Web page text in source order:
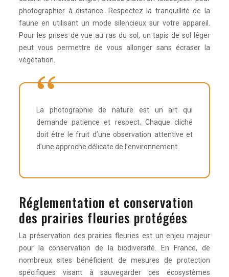
photographier à distance. Respectez la tranquillité de la
faune en utilisant un mode silencieux sur votre appareil.
Pour les prises de vue au ras du sol, un tapis de sol léger
peut vous permettre de vous allonger sans écraser la
végétation.
La photographie de nature est un art qui
demande patience et respect. Chaque cliché
doit être le fruit d’une observation attentive et
d’une approche délicate de l’environnement.
Réglementation et conservation
des prairies fleuries protégées
La préservation des prairies fleuries est un enjeu majeur
pour la conservation de la biodiversité. En France, de
nombreux sites bénéficient de mesures de protection
spécifiques visant à sauvegarder ces écosystèmes